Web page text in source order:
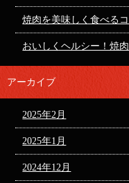
焼肉を美味しく食べる
おいしくヘルシー！焼
アーカイブ
2025年2月
2025年1月
2024年12月